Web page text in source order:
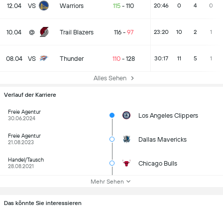
12.04 VS Warriors 115 - 110 20:46 0 4 0
10.04 @ Trail Blazers 116- 97 23:20 10 2 1
08.04 VS Thunder 110- 128 30:17 11 5 1
Alles Sehen
Verlauf der Karriere
Freie Agentur
30.06.2024
Los Angeles Clippers
Freie Agentur
21.08.2023
Dallas Mavericks
Handel/Tausch
28.08.2021
Chicago Bulls
Mehr Sehen
Das könnte Sie interessieren